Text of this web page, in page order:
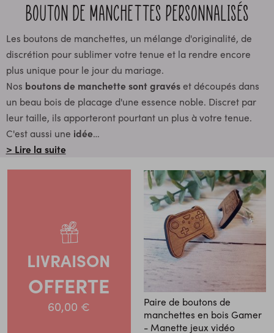
BOUTON DE MANCHETTES PERSONNALISÉS
Les boutons de manchettes, un mélange d'originalité, de
discrétion pour sublimer votre tenue et la rendre encore
plus unique pour le jour du mariage.
Nos boutons de manchette sont gravéset découpés dans
un beau bois de placage d'une essence noble. Discret par
leur taille, ils apporteront pourtant un plus à votre tenue.
C'est aussi une idée…
> Lire la suite
LIVRAISON
OFFERTE
60,00 €
Paire de boutons de
manchettes en bois Gamer
- Manette jeux vidéo